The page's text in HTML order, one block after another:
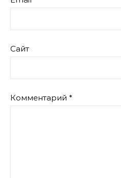
Сайт
Комментарий *